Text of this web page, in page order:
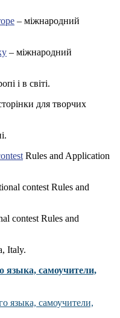
– міжнародний
– міжнародний
і в світі.
для творчих
Rules and Application
contest Rules and
contest Rules and
Italy.
языка, самоучители,